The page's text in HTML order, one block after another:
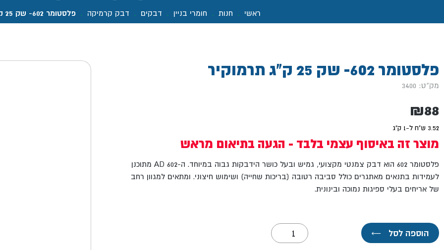
ראשי . חנות . חומרי בניין . דבקים . דבק קרמיקה . פלסטומר 602- שק 25 ק"ג תרמוקיר
פלסטומר 602- שק 25 ק"ג תרמוקיר
מק"ט: 3400
₪88
3.52 ש"ח ל-1 ק"ג
מוצר זה באיסוף עצמי בלבד - הגעה בתיאום מראש
פלסטומר 602 הוא דבק צמנטי מקצועי, גמיש ובעל כושר הידבקות גבוה במיוחד. ה-AD 602 מתוכנן
לעמידות בתנאים מאתגרים כולל סביבה רטובה (בריכות שחייה) ושימוש חיצוני. ומתאים למגוון רחב
של אריחים בעלי ספיגות נמוכה ובינונית.
הוספה לסל ←
כמות
של
פלסטומר